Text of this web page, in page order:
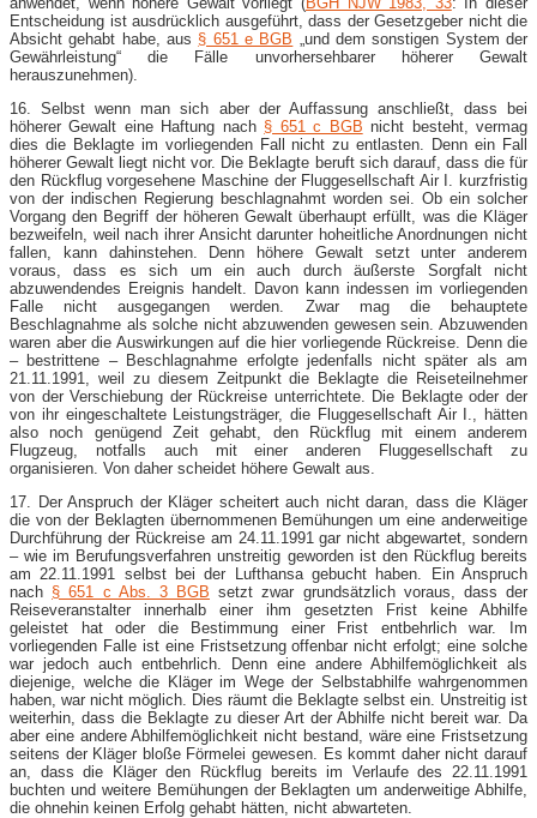
Entscheidung ist ausdrücklich ausgeführt, dass der Gesetzgeber nicht die
Absicht gehabt habe, aus § 651 e BGB „und dem sonstigen System der
Gewährleistung“ die Fälle unvorhersehbarer höherer Gewalt
herauszunehmen).
16. Selbst wenn man sich aber der Auffassung anschließt, dass bei
höherer Gewalt eine Haftung nach § 651 c BGB nicht besteht, vermag
dies die Beklagte im vorliegenden Fall nicht zu entlasten. Denn ein Fall
höherer Gewalt liegt nicht vor. Die Beklagte beruft sich darauf, dass die für
den Rückflug vorgesehene Maschine der Fluggesellschaft Air I. kurzfristig
von der indischen Regierung beschlagnahmt worden sei. Ob ein solcher
Vorgang den Begriff der höheren Gewalt überhaupt erfüllt, was die Kläger
bezweifeln, weil nach ihrer Ansicht darunter hoheitliche Anordnungen nicht
fallen, kann dahinstehen. Denn höhere Gewalt setzt unter anderem
voraus, dass es sich um ein auch durch äußerste Sorgfalt nicht
abzuwendendes Ereignis handelt. Davon kann indessen im vorliegenden
Falle nicht ausgegangen werden. Zwar mag die behauptete
Beschlagnahme als solche nicht abzuwenden gewesen sein. Abzuwenden
waren aber die Auswirkungen auf die hier vorliegende Rückreise. Denn die
– bestrittene – Beschlagnahme erfolgte jedenfalls nicht später als am
21.11.1991, weil zu diesem Zeitpunkt die Beklagte die Reiseteilnehmer
von der Verschiebung der Rückreise unterrichtete. Die Beklagte oder der
von ihr eingeschaltete Leistungsträger, die Fluggesellschaft Air I., hätten
also noch genügend Zeit gehabt, den Rückflug mit einem anderem
Flugzeug, notfalls auch mit einer anderen Fluggesellschaft zu
organisieren. Von daher scheidet höhere Gewalt aus.
17. Der Anspruch der Kläger scheitert auch nicht daran, dass die Kläger
die von der Beklagten übernommenen Bemühungen um eine anderweitige
Durchführung der Rückreise am 24.11.1991 gar nicht abgewartet, sondern
– wie im Berufungsverfahren unstreitig geworden ist den Rückflug bereits
am 22.11.1991 selbst bei der Lufthansa gebucht haben. Ein Anspruch
nach § 651 c Abs. 3 BGB setzt zwar grundsätzlich voraus, dass der
Reiseveranstalter innerhalb einer ihm gesetzten Frist keine Abhilfe
geleistet hat oder die Bestimmung einer Frist entbehrlich war. Im
vorliegenden Falle ist eine Fristsetzung offenbar nicht erfolgt; eine solche
war jedoch auch entbehrlich. Denn eine andere Abhilfemöglichkeit als
diejenige, welche die Kläger im Wege der Selbstabhilfe wahrgenommen
haben, war nicht möglich. Dies räumt die Beklagte selbst ein. Unstreitig ist
weiterhin, dass die Beklagte zu dieser Art der Abhilfe nicht bereit war. Da
aber eine andere Abhilfemöglichkeit nicht bestand, wäre eine Fristsetzung
seitens der Kläger bloße Förmelei gewesen. Es kommt daher nicht darauf
an, dass die Kläger den Rückflug bereits im Verlaufe des 22.11.1991
buchten und weitere Bemühungen der Beklagten um anderweitige Abhilfe,
die ohnehin keinen Erfolg gehabt hätten, nicht abwarteten.